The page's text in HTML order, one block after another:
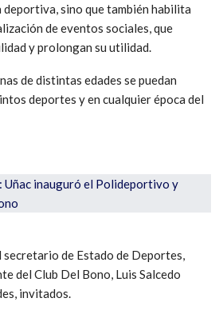
sino que también habilita
de eventos sociales, que
y prolongan su utilidad.
de distintas edades se puedan
deportes y en cualquier época del
de Estado de Deportes,
del Club Del Bono, Luis Salcedo
invitados.